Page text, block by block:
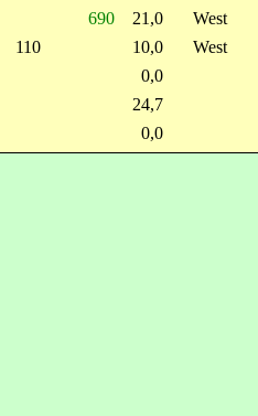
690 21,0
West
110 10,0
West
0,0
24,7
0,0